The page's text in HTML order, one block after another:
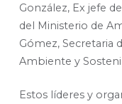
González, Ex jefe
del Ministerio de
Gómez, Secretaria
Ambiente y
Estos líderes y